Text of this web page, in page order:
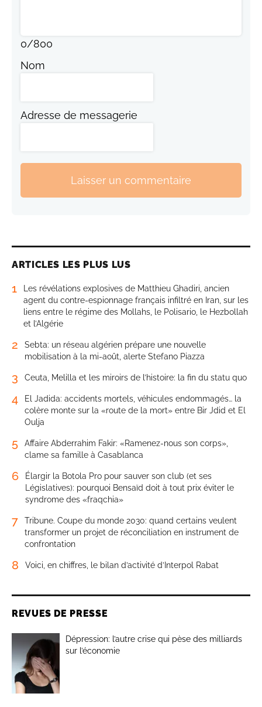
0/800
Nom
Adresse de messagerie
Laisser un commentaire
ARTICLES LES PLUS LUS
1
Les révélations explosives de Matthieu Ghadiri, ancien
agent du contre-espionnage français infiltré en Iran, sur les
liens entre le régime des Mollahs, le Polisario, le Hezbollah
et l’Algérie
2
Sebta: un réseau algérien prépare une nouvelle
mobilisation à la mi-août, alerte Stefano Piazza
3 Ceuta, Melilla et les miroirs de l’histoire: la fin du statu quo
4
El Jadida: accidents mortels, véhicules endommagés… la
colère monte sur la «route de la mort» entre Bir Jdid et El
Oulja
5
Affaire Abderrahim Fakir: «Ramenez-nous son corps»,
clame sa famille à Casablanca
6
Élargir la Botola Pro pour sauver son club (et ses
Législatives): pourquoi Bensaïd doit à tout prix éviter le
syndrome des «fraqchia»
7
Tribune. Coupe du monde 2030: quand certains veulent
transformer un projet de réconciliation en instrument de
confrontation
8 Voici, en chiffres, le bilan d’activité d’Interpol Rabat
REVUES DE PRESSE
Dépression: l’autre crise qui pèse des milliards
sur l’économie